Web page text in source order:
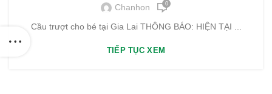
Chanhon 0
Cầu trượt cho bé tại Gia Lai THÔNG BÁO: HIỆN TẠI ...
TIẾP TỤC XEM